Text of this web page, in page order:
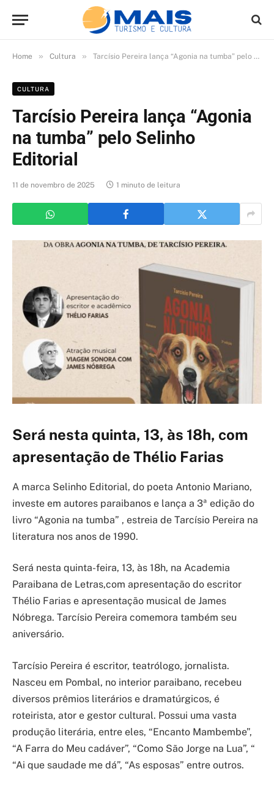
Home » Cultura » Tarcísio Pereira lança “Agonia na tumba” pelo Selinho Editorial
CULTURA
Tarcísio Pereira lança “Agonia
na tumba” pelo Selinho
Editorial
11 de novembro de 2025 1 minuto de leitura
Será nesta quinta, 13, às 18h, com
apresentação de Thélio Farias
A marca Selinho Editorial, do poeta Antonio Mariano,
investe em autores paraibanos e lança a 3ª edição do
livro “Agonia na tumba” , estreia de Tarcísio Pereira na
literatura nos anos de 1990.
Será nesta quinta-feira, 13, às 18h, na Academia
Paraibana de Letras,com apresentação do escritor
Thélio Farias e apresentação musical de James
Nóbrega. Tarcísio Pereira comemora também seu
aniversário.
Tarcísio Pereira é escritor, teatrólogo, jornalista.
Nasceu em Pombal, no interior paraibano, recebeu
diversos prêmios literários e dramatúrgicos, é
roteirista, ator e gestor cultural. Possui uma vasta
produção literária, entre eles, “Encanto Mambembe”,
“A Farra do Meu cadáver”, “Como São Jorge na Lua”, “
“Ai que saudade me dá”, “As esposas” entre outros.